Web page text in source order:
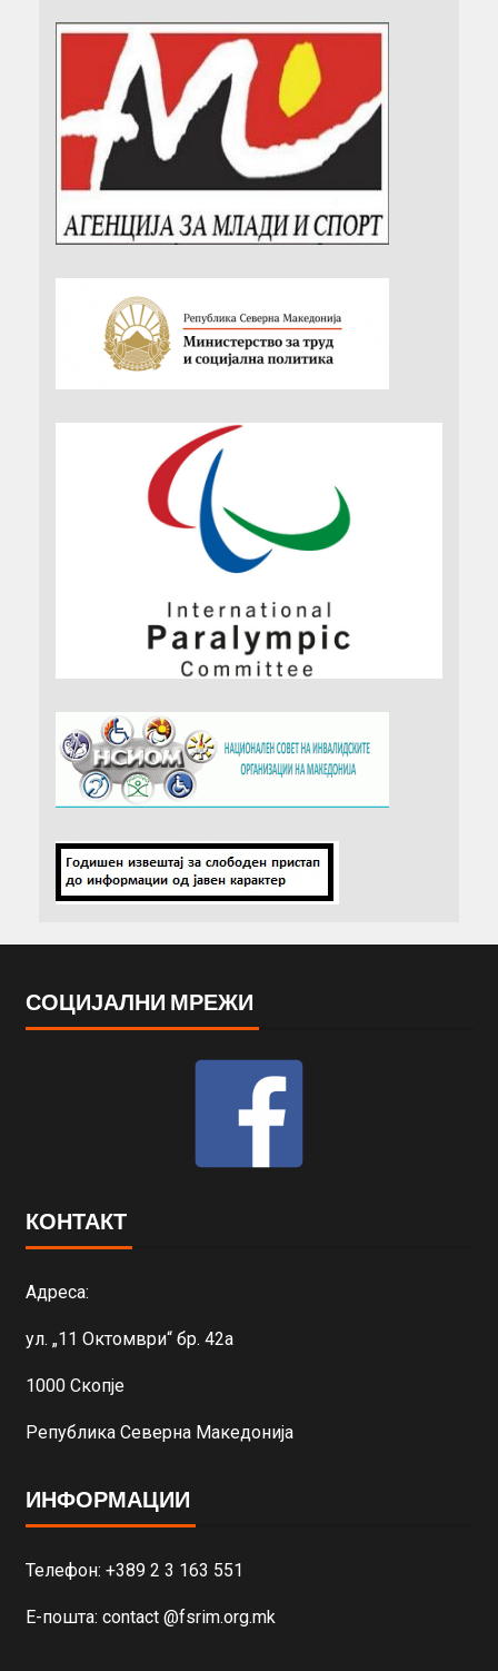
СОЦИЈАЛНИ МРЕЖИ
КОНТАКТ
Адреса:
ул. „11 Октомври“ бр. 42а
1000 Скопје
Република Северна Македонија
ИНФОРМАЦИИ
Телефон: +389 2 3 163 551
Е-пошта: contact @fsrim.org.mk